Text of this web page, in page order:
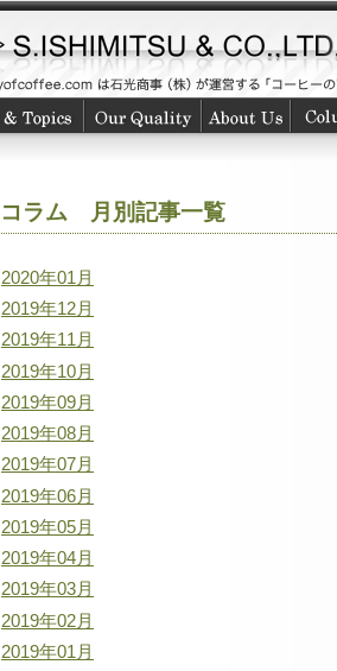
コラム 月別記事一覧
2020年01月
2019年12月
2019年11月
2019年10月
2019年09月
2019年08月
2019年07月
2019年06月
2019年05月
2019年04月
2019年03月
2019年02月
2019年01月